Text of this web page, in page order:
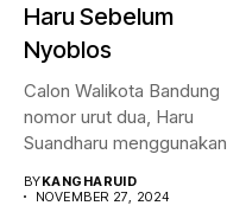
Haru Sebelum
Nyoblos
Calon Walikota Bandung
nomor urut dua, Haru
Suandharu menggunakan
BYKANGHARUID
NOVEMBER 27, 2024